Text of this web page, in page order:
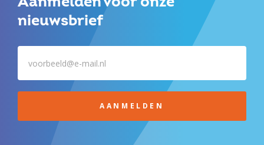
nieuwsbrief
AANMELDEN